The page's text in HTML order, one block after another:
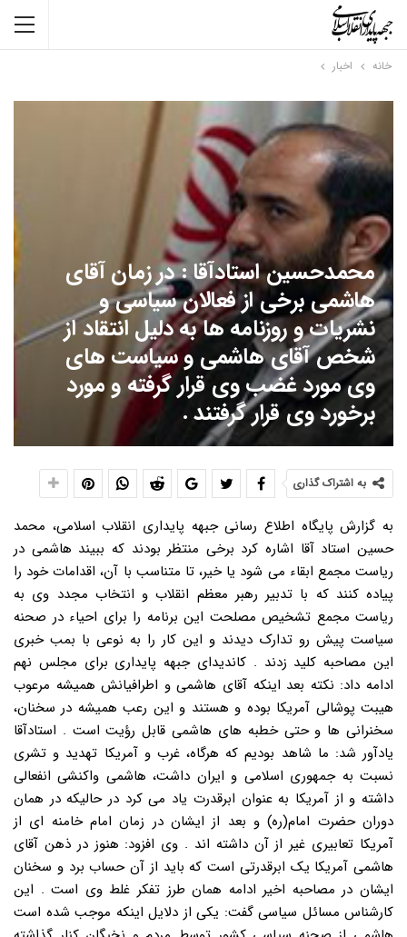
خانه اخبار
محمدحسین استادآقا : در زمان آقای
هاشمی برخی از فعالان سیاسی و
نشریات و روزنامه ها به دلیل انتقاد از
شخص آقای هاشمی و سیاست های
وی مورد غضب وی قرار گرفته و مورد
برخورد وی قرار گرفتند .
به اشتراک گذاری
به گزارش پایگاه اطلاع رسانی جبهه پایداری انقلاب اسلامی، محمد
حسین استاد آقا اشاره کرد برخی منتظر بودند که ببیند هاشمی در
ریاست مجمع ابقاء می شود یا خیر، تا متناسب با آن، اقدامات خود را
پیاده کنند که با تدبیر رهبر معظم انقلاب و انتخاب مجدد وی به
ریاست مجمع تشخیص مصلحت این برنامه را برای احیاء در صحنه
سیاست پیش رو تدارک دیدند و این کار را به نوعی با بمب خبری
این مصاحبه کلید زدند . کاندیدای جبهه پایداری برای مجلس نهم
ادامه داد: نکته بعد اینکه آقای هاشمی و اطرافیانش همیشه مرعوب
هیبت پوشالی آمریکا بوده و هستند و این رعب همیشه در سخنان،
سخنرانی ها و حتی خطبه های هاشمی قابل رؤیت است . استادآقا
یادآور شد: ما شاهد بودیم که هرگاه، غرب و آمریکا تهدید و تشری
نسبت به جمهوری اسلامی و ایران داشت، هاشمی واکنشی انفعالی
داشته و از آمریکا به عنوان ابرقدرت یاد می کرد در حالیکه در همان
دوران حضرت امام(ره) و بعد از ایشان در زمان امام خامنه ای از
آمریکا تعابیری غیر از آن داشته اند . وی افزود: هنوز در ذهن آقای
هاشمی آمریکا یک ابرقدرتی است که باید از آن حساب برد و سخنان
ایشان در مصاحبه اخیر ادامه همان طرز تفکر غلط وی است . این
کارشناس مسائل سیاسی گفت: یکی از دلایل اینکه موجب شده است